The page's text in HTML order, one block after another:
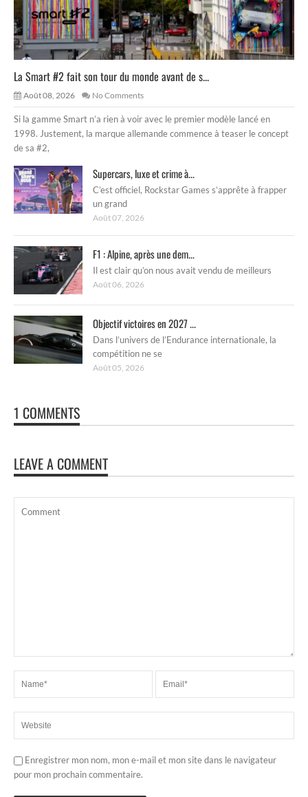
La Smart #2 fait son tour du monde avant de s...
Août 08, 2026 No Comments
Si la gamme Smart n’a rien à voir avec le premier modèle lancé en
1998. Justement, la marque allemande commence à teaser le concept
de sa #2,
Supercars, luxe et crime à...
C’est officiel, Rockstar Games s’apprête à frapper
un grand
Août 07, 2026
F1 : Alpine, après une dem...
Il est clair qu’on nous avait vendu de meilleurs
Août 06, 2026
Objectif victoires en 2027 ...
Dans l’univers de l’Endurance internationale, la
compétition ne se
Août 05, 2026
1 COMMENTS
LEAVE A COMMENT
Enregistrer mon nom, mon e-mail et mon site dans le navigateur
pour mon prochain commentaire.